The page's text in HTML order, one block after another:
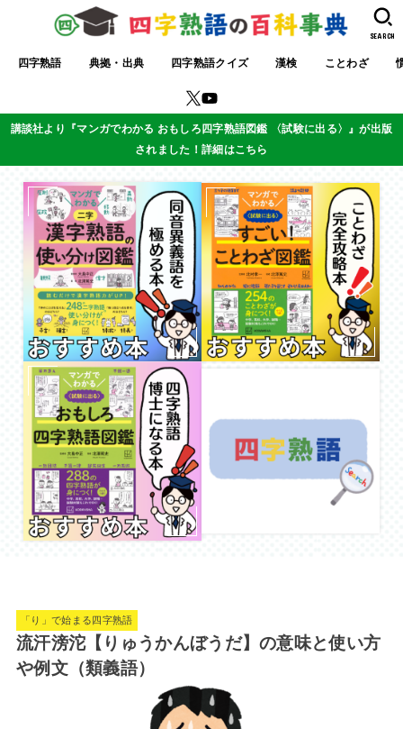
四字熟語 典拠・出典 四字熟語クイズ 漢検 ことわざ
SEARCH
講談社より『マンガでわかる おもしろ四字熟語図鑑 〈試験に出る〉』が出版
されました！詳細はこちら
「り」で始まる四字熟語
流汗滂沱【りゅうかんぼうだ】の意味と使い方
や例文（類義語）